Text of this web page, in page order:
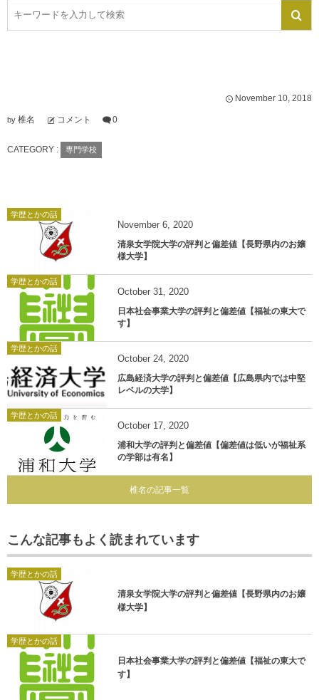
November 10, 2018
by 椎名 コメント 0
CATEGORY : 専門学校
学歴とかの話
November 6
2020
清泉女学院大学の評判と偏差値【長野県内のお嬢
様大学】
学歴とかの話
October 31
2020
日本社会事業大学の評判と偏差値【福祉の東大で
す】
学歴とかの話
October 24
2020
広島経済大学の評判と偏差値【広島県内では中堅
レベルの大学】
学歴とかの話
October 17
2020
浦和大学の評判と偏差値【偏差値は低いが福祉系
の学部は有名】
椎名の記事一覧
こんな記事もよく読まれています
学歴とかの話
清泉女学院大学の評判と偏差値【長野県内のお嬢
様大学】
学歴とかの話
日本社会事業大学の評判と偏差値【福祉の東大で
す】